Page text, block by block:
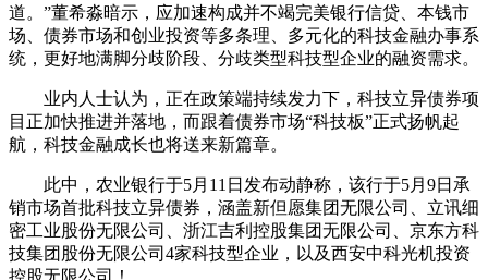
道。”董希淼暗示，应加速构成并不竭完美银行信贷、本钱市
场、债券市场和创业投资等多条理、多元化的科技金融办事系
统，更好地满脚分歧阶段、分歧类型科技型企业的融资需求。
业内人士认为，正在政策端持续发力下，科技立异债券项
目正加快推进并落地，而跟着债券市场“科技板”正式扬帆起
航，科技金融成长也将送来新篇章。
此中，农业银行于5月11日发布动静称，该行于5月9日承
销市场首批科技立异债券，涵盖新但愿集团无限公司、立讯细
密工业股份无限公司、浙江吉利控股集团无限公司、京东方科
技集团股份无限公司4家科技型企业，以及西安中科光机投资
控股无限公司！